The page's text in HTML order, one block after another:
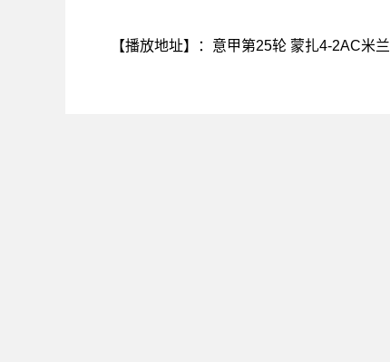
【播放地址】： 意甲第25轮 蒙扎4-2AC米兰